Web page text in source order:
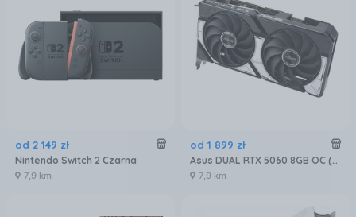
od 2 149 zł
Nintendo Switch 2 Czarna
7,9 km
od 1 899 zł
Asus DUAL RTX 5060 8GB OC (90YV0N12M0NA00)
7,9 km